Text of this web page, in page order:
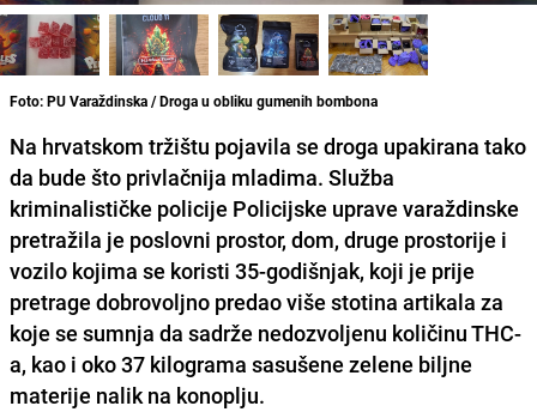
Foto: PU Varaždinska / Droga u obliku gumenih bombona
Na hrvatskom tržištu pojavila se droga upakirana tako
da bude što privlačnija mladima. Služba
kriminalističke policije Policijske uprave varaždinske
pretražila je poslovni prostor, dom, druge prostorije i
vozilo kojima se koristi 35-godišnjak, koji je prije
pretrage dobrovoljno predao više stotina artikala za
koje se sumnja da sadrže nedozvoljenu količinu THC-
a, kao i oko 37 kilograma sasušene zelene biljne
materije nalik na konoplju.